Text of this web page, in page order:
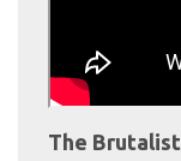
The Brutalist